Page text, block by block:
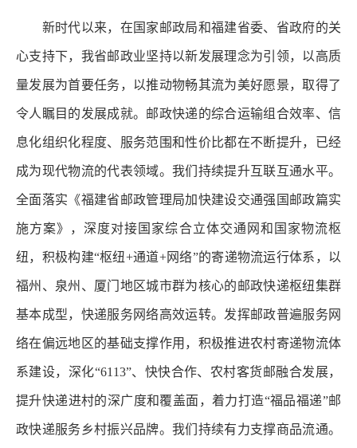
新时代以来，在国家邮政局和福建省委、省政府的关
心支持下，我省邮政业坚持以新发展理念为引领，以高质
量发展为首要任务，以推动物畅其流为美好愿景，取得了
令人瞩目的发展成就。邮政快递的综合运输组合效率、信
息化组织化程度、服务范围和性价比都在不断提升，已经
成为现代物流的代表领域。我们持续提升互联互通水平。
全面落实《福建省邮政管理局加快建设交通强国邮政篇实
施方案》，深度对接国家综合立体交通网和国家物流枢
纽，积极构建“枢纽+通道+网络”的寄递物流运行体系，以
福州、泉州、厦门地区城市群为核心的邮政快递枢纽集群
基本成型，快递服务网络高效运转。发挥邮政普遍服务网
络在偏远地区的基础支撑作用，积极推进农村寄递物流体
系建设，深化“6113”、快快合作、农村客货邮融合发展，
提升快递进村的深广度和覆盖面，着力打造“福品福递”邮
政快递服务乡村振兴品牌。我们持续有力支撑商品流通。